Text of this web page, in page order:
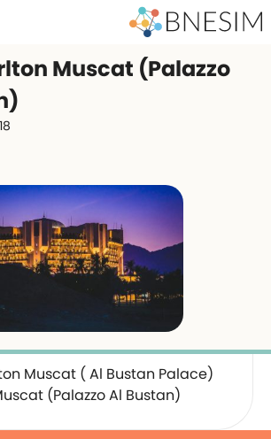
Muscat (Palazzo
(Palazzo Al Bustan)